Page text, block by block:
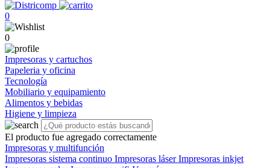
0
0
Impresoras y cartuchos
Papeleria y oficina
Tecnología
Mobiliario y equipamiento
Alimentos y bebidas
Higiene y limpieza
El producto fue agregado correctamente
Impresoras y multifunción
Impresoras sistema continuo Impresoras láserImpresoras inkjet